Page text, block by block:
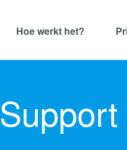
Hoe werkt het?
Support